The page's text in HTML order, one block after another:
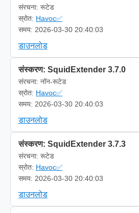
संरचना: रूटेड
स्रोत: Havoc✅
समय: 2026-03-30 20:40:03
डाउनलोड
संस्करण: SquidExtender 3.7.0
संरचना: नॉन-रूटेड
स्रोत: Havoc✅
समय: 2026-03-30 20:40:03
डाउनलोड
संस्करण: SquidExtender 3.7.3
संरचना: रूटेड
स्रोत: Havoc✅
समय: 2026-03-30 20:40:03
डाउनलोड